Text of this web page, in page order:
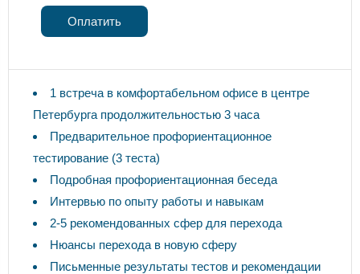
Оплатить
1 встреча в комфортабельном офисе в центре
Петербурга продолжительностью 3 часа
Предварительное профориентационное
тестирование (3 теста)
Подробная профориентационная беседа
Интервью по опыту работы и навыкам
2-5 рекомендованных сфер для перехода
Нюансы перехода в новую сферу
Письменные результаты тестов и рекомендации